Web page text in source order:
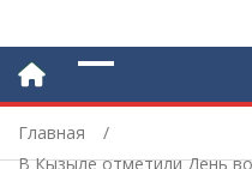
Главная
В Кызыле отметили День